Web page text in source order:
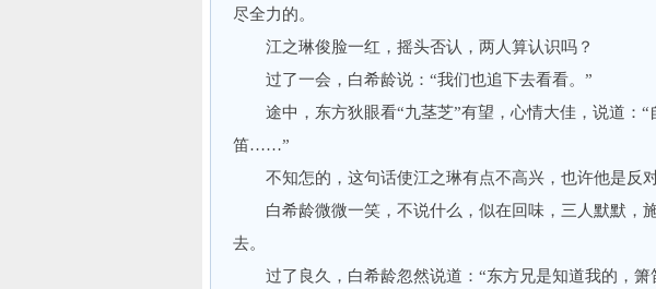
尽全力的。
江之琳俊脸一红，摇头否认，两人算认识吗？
过了一会，白希龄说：“我们也追下去看看。”
途中，东方狄眼看“九茎芝”有望，心情大佳，说道：“
笛……”
不知怎的，这句话使江之琳有点不高兴，也许他是反对
白希龄微微一笑，不说什么，似在回味，三人默默，
去。
过了良久，白希龄忽然说道：“东方兄是知道我的，箫